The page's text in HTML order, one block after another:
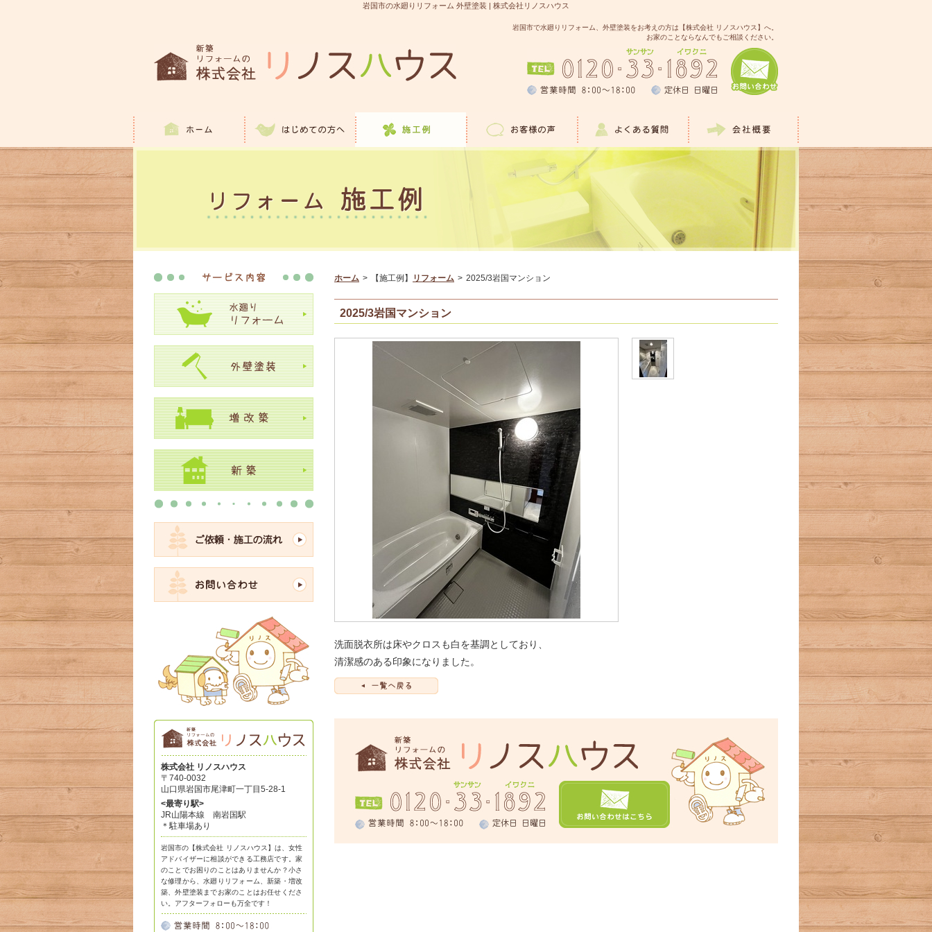
岩国市の水廻りリフォーム 外壁塗装 | 株式会社リノスハウス
岩国市で水廻りリフォーム、外壁塗装をお考えの方は【株式会社 リノスハウス】へ。
お家のことならなんでもご相談ください。
ホーム > 【施工例】 リフォーム > 2025/3岩国マンション
2025/3岩国マンション
洗面脱衣所は床やクロスも白を基調としており、
清潔感のある印象になりました。
株式会社 リノスハウス
〒740-0032
山口県岩国市尾津町一丁目5-28-1
<最寄り駅>
JR山陽本線 南岩国駅
＊駐車場あり
岩国市の【株式会社 リノスハウス】は、女性
アドバイザーに相談ができる工務店です。家
のことでお困りのことはありませんか？小さ
な修理から、水廻りリフォーム、新築・増改
築、外壁塗装までお家のことはお任せくださ
い。アフターフォローも万全です！